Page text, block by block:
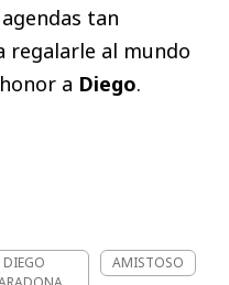
tan
regalarle al mundo
a Diego.
DIEGO
AMISTOSO